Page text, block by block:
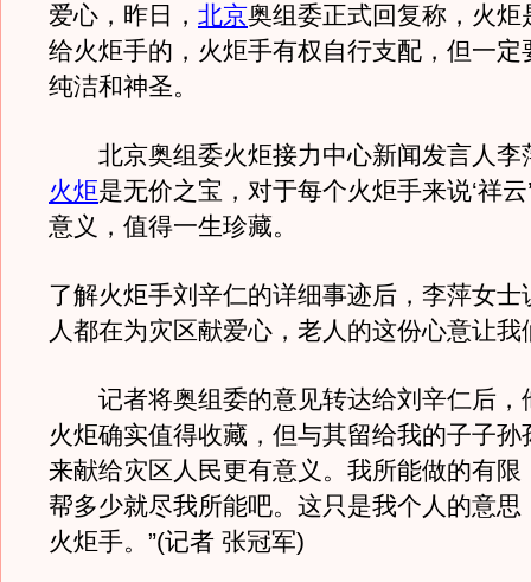
爱心，昨日， 北京奥组委正式回复称，火炬
给火炬手的，火炬手有权自行支配，但一定
纯洁和神圣。
北京奥组委火炬接力中心新闻发言人李
火炬是无价之宝，对于每个火炬手来说‘祥
意义，值得一生珍藏。
了解火炬手刘辛仁的详细事迹后，李萍女士
人都在为灾区献爱心，老人的这份心意让我
记者将奥组委的意见转达给刘辛仁后，
火炬确实值得收藏，但与其留给我的子子孙
来献给灾区人民更有意义。我所能做的有限
帮多少就尽我所能吧。这只是我个人的意思
火炬手。”(记者 张冠军)